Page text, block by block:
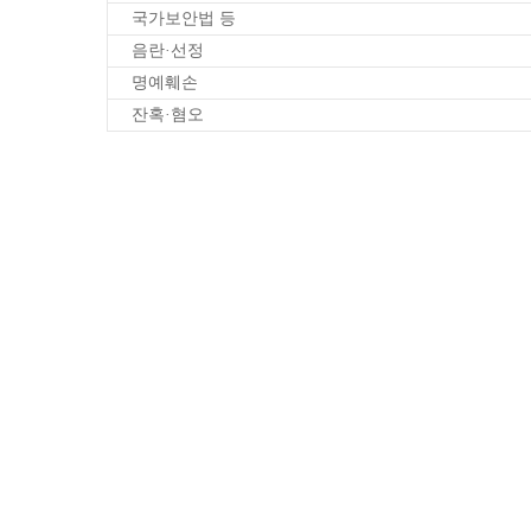
국가보안법 등
음란·선정
명예훼손
잔혹·혐오